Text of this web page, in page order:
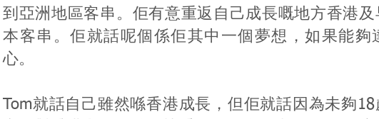
到亞洲地區客串。佢有意重返自己成長嘅地方香港及
本客串。佢就話呢個係佢其中一個夢想，如果能夠
心。
Tom就話自己雖然喺香港成長，但佢就話因為未夠